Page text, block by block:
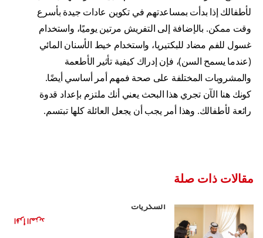
لأطفالك إذا بدأت بمساعدتهم في تكوين عادات جيدة بأسرع
وقت ممكن. بالإضافة إلى التفريش مرتين يوميًا، واستخدام
غسول للفم مضاد للبكتيريا، واستخدام خيط الأسنان المائي
(عندما يسمح السن)، فإن إدراك كيفية تأثير الأطعمة
والمشروبات المختلفة على صحة فمهم أمر أساسي أيضًا.
كونك هنا الآن تجري هذا البحث يعني أنك ملتزم بإعداد قدوة
رائعة لأطفالك. وهذا أمر يجب أن يجعل العائلة كلها تبتسم.
مقالات ذات صلة
السكريات
اقرأ المزيد